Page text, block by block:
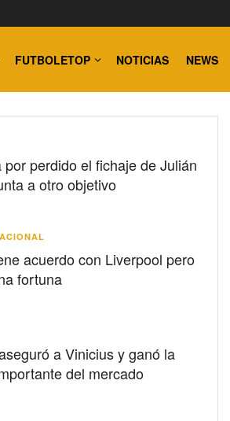
FUTBOLETOP NOTICIAS NEWS
por perdido el fichaje de Julián
a otro objetivo
acuerdo con Liverpool pero
fortuna
a Vinicius y ganó la
del mercado